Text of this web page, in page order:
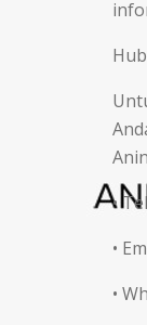
•
•
•